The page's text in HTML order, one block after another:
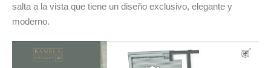
salta a la vista que tiene un diseño exclusivo, elegante y
moderno.